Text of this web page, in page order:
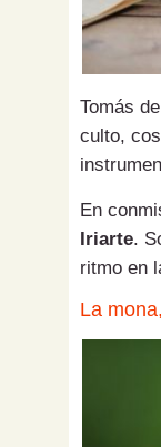
Tomás
culto,
En
Iriarte.
ritmo en
La